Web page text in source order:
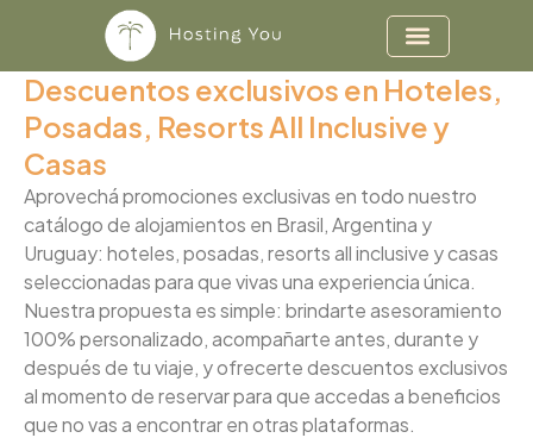
Descuentos exclusivos en Hoteles,
Posadas, Resorts All Inclusive y
Casas
Aprovechá promociones exclusivas en todo nuestro
catálogo de alojamientos en Brasil, Argentina y
Uruguay: hoteles, posadas, resorts all inclusive y casas
seleccionadas para que vivas una experiencia única.
Nuestra propuesta es simple: brindarte asesoramiento
100% personalizado, acompañarte antes, durante y
después de tu viaje, y ofrecerte descuentos exclusivos
al momento de reservar para que accedas a beneficios
que no vas a encontrar en otras plataformas.